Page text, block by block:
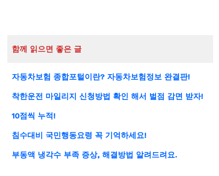
함께 읽으면 좋은 글
자동차보험 종합포털이란? 자동차보험정보 완결판!
착한운전 마일리지 신청방법 확인 해서 벌점 감면 받자!
10점씩 누적!
침수대비 국민행동요령 꼭 기억하세요!
부동액 냉각수 부족 증상, 해결방법 알려드려요.